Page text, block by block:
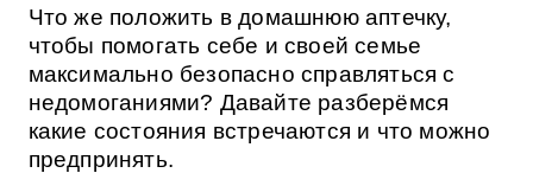
Что же положить в домашнюю аптечку,
чтобы помогать себе и своей семье
максимально безопасно справляться с
недомоганиями? Давайте разберёмся
какие состояния встречаются и что можно
предпринять.